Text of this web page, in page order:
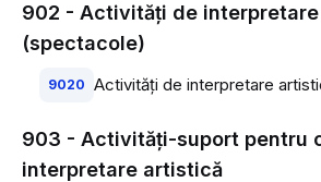
902 - Activităţi de
(spectacole)
9020 Activităţi de interpretare
903 - Activităţi-suport pentru
interpretare artistică